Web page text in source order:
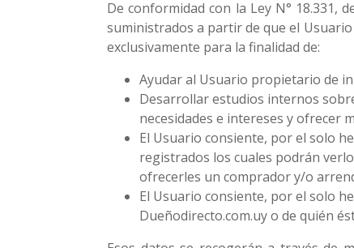
De conformidad con la Ley N° 18.331,
suministrados a partir de que el
exclusivamente para la finalidad de:
Ayudar al Usuario propietario de
Desarrollar estudios internos
necesidades e intereses y ofrecer
El Usuario consiente, por el solo
registrados los cuales podrán
ofrecerles un comprador y/o
El Usuario consiente, por el solo
Dueñodirecto.com.uy o de quién